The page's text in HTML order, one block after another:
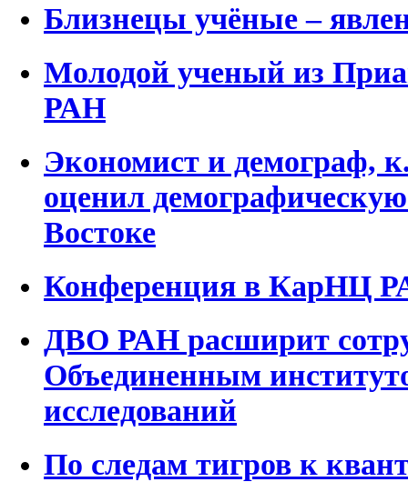
Близнецы учёные –
Молодой ученый из
РАН
Экономист и демограф,
оценил
Востоке
Конференция в КарНЦ
ДВО РАН расширит
Объединенным
исследований
По следам тигров к